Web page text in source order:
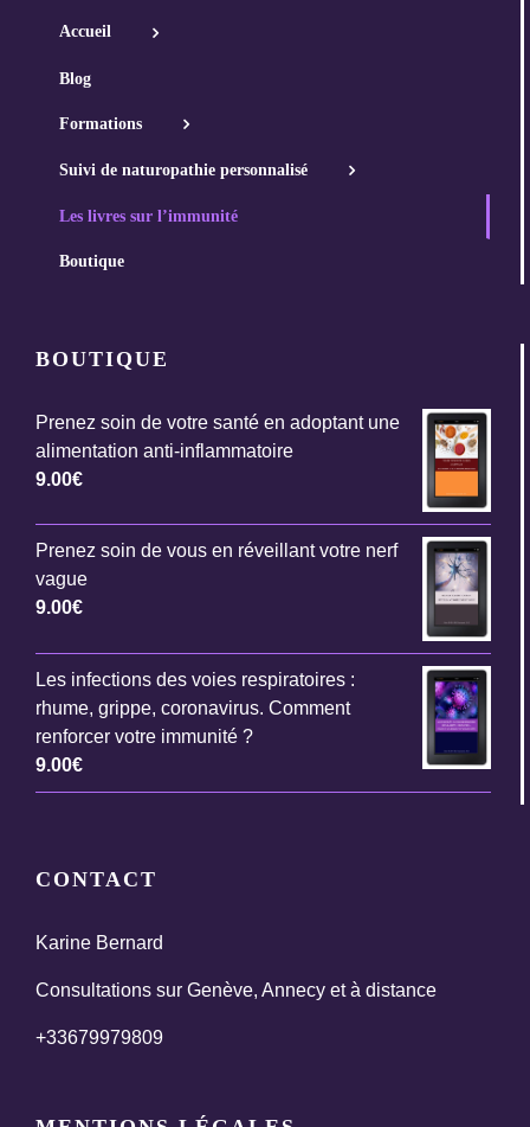
Accueil
Blog
Formations
Suivi de naturopathie personnalisé
Les livres sur l’immunité
Boutique
BOUTIQUE
Prenez soin de votre santé en adoptant une
alimentation anti-inflammatoire
9.00€
Prenez soin de vous en réveillant votre nerf
vague
9.00€
Les infections des voies respiratoires :
rhume, grippe, coronavirus. Comment
renforcer votre immunité ?
9.00€
CONTACT
Karine Bernard
Consultations sur Genève, Annecy et à distance
+33679979809